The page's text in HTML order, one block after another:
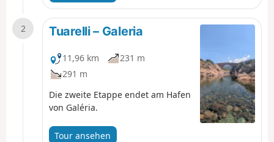
2 Tuarelli – Galeria
11,96 km
231 m
291 m
Die zweite Etappe endet am Hafen
von Galéria.
Tour ansehen